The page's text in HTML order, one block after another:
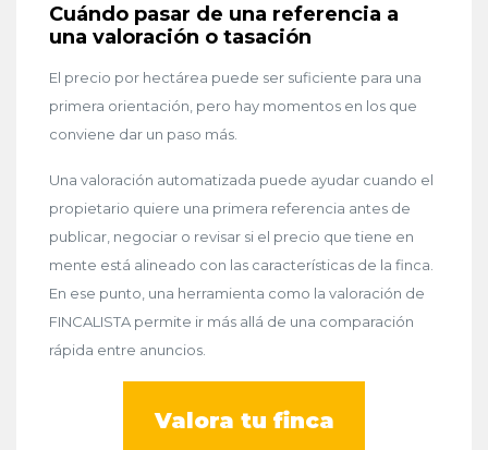
Cuándo pasar de una referencia a
una valoración o tasación
El precio por hectárea puede ser suficiente para una
primera orientación, pero hay momentos en los que
conviene dar un paso más.
Una valoración automatizada puede ayudar cuando el
propietario quiere una primera referencia antes de
publicar, negociar o revisar si el precio que tiene en
mente está alineado con las características de la finca.
En ese punto, una herramienta como la valoración de
FINCALISTA permite ir más allá de una comparación
rápida entre anuncios.
Valora tu finca